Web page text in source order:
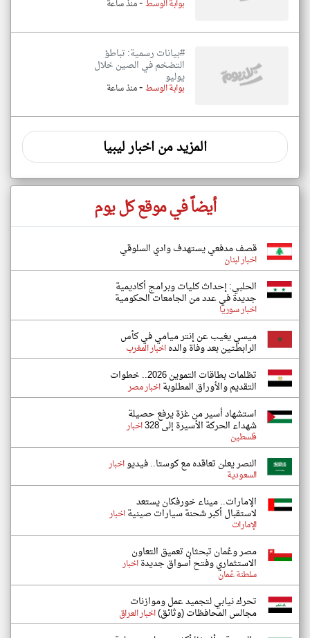
بوابة الوسط منذ ساعة
#بيانات رسمية: تباطؤ
التضخم في الصين خلال
يوليو
بوابة الوسط-منذ ساعة
المزيد من اخبار ليبيا
أيضاً في موقع كل يوم
قصف مدفعي يستهدف وادي السلوقي
اخبار لبنان
الحلبي: إحداث كليات وبرامج أكاديمية
جديدة في عدد من الجامعات الحكومية
اخبار سوريا
ميسي يغيب عن إنتر ميامي في كأس
الرابطتين بعد وفاة والدهاخبار المغرب
تظلمات بطاقات التموين 2026.. خطوات
التقديم والأوراق المطلوبةاخبار مصر
استشهاد أسير من غزة يرفع حصيلة
شهداء الحركة الأسيرة إلى 328 اخبار
فلسطين
النصر يعلن تعاقده مع كوستا.. فيديواخبار
السعودية
الإمارات.. ميناء خورفكان يستعد
لاستقبال أكبر شحنة سيارات صينيةاخبار
الإمارات
مصر وعُمان تبحثان تعميق التعاون
الاستثماري وفتح أسواق جديدةاخبار
سلطنة عُمان
تحرك نيابي لتجميد عمل وموازنات
مجالس المحافظات (وثائق)اخبار العراق